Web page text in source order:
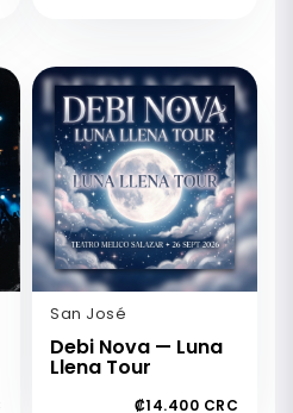
San José
Debi Nova — Luna
Llena Tour
₡14.400 CRC